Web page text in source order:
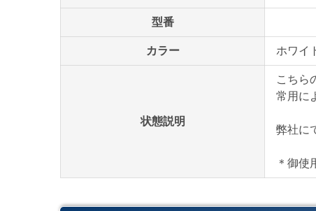
型番
カラー ホワイ
状態説明
こちら
常用に
弊社に
＊御使